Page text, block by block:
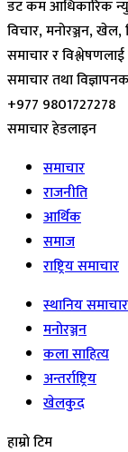
डट कम आधिकारिक
विचार, मनोरञ्जन, खेल,
समाचार र
समाचार तथा
+977 9801727278
समाचार हेडलाइन
समाचार
राजनीति
आर्थिक
समाज
राष्ट्रिय समाचार
स्थानिय समाचार
मनोरञ्जन
कला साहित्य
अन्तर्राष्ट्रिय
खेलकुद
हाम्रो टिम